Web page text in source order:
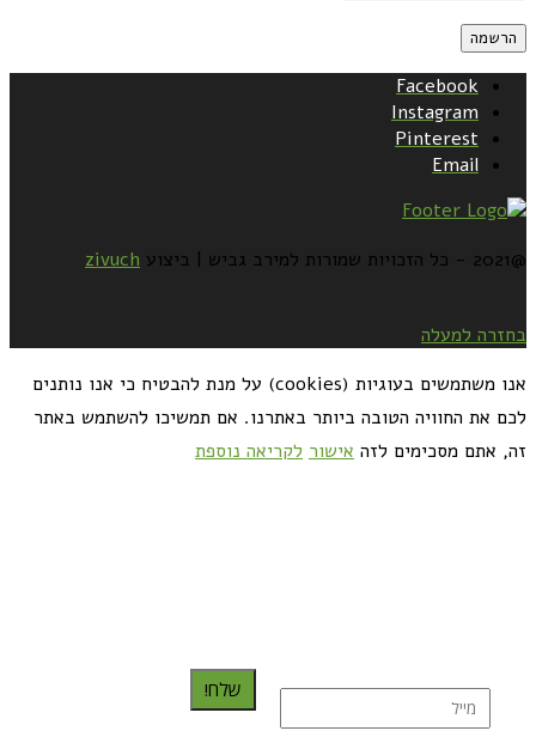
Facebook
Instagram
Pinterest
Email
@2021 - כל הזכויות שמורות למירב גביש | ביצוע zivuch
בחזרה למעלה
אנו משתמשים בעוגיות (cookies) על מנת להבטיח כי אנו נותנים
לכם את החוויה הטובה ביותר באתרנו. אם תמשיכו להשתמש באתר
זה, אתם מסכימים לזה אישור לקריאה נוספת
שלח!